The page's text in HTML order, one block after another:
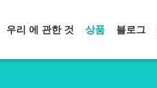
우리 에 관한 것 상품 블로그